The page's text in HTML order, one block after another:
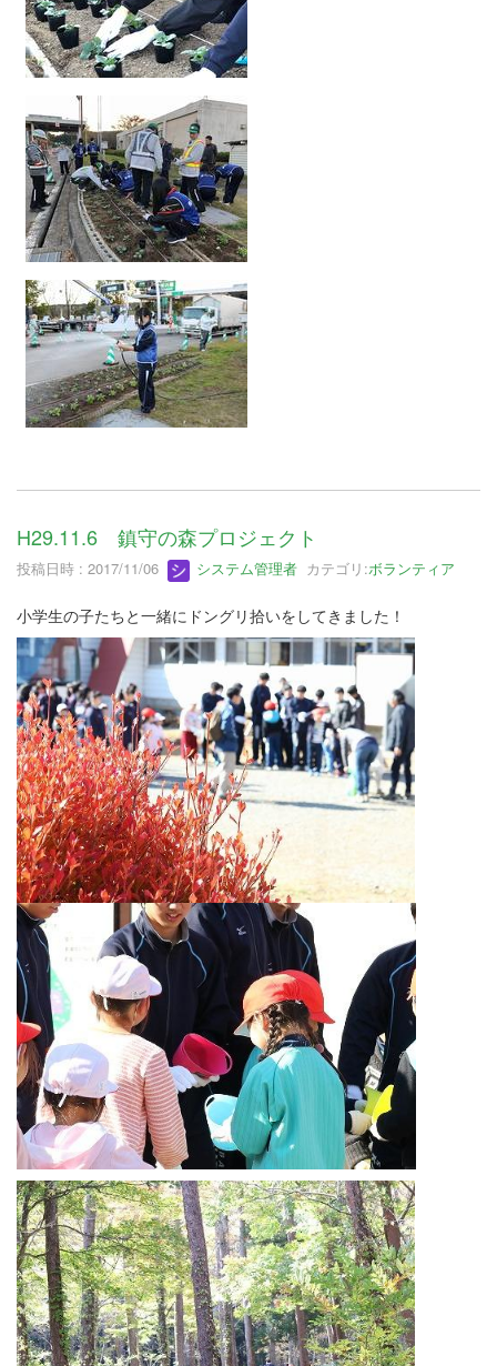
H29.11.6 鎮守の森プロジェクト
投稿日時 : 2017/11/06 システム管理者 カテゴリ:ボランティア
小学生の子たちと一緒にドングリ拾いをしてきました！